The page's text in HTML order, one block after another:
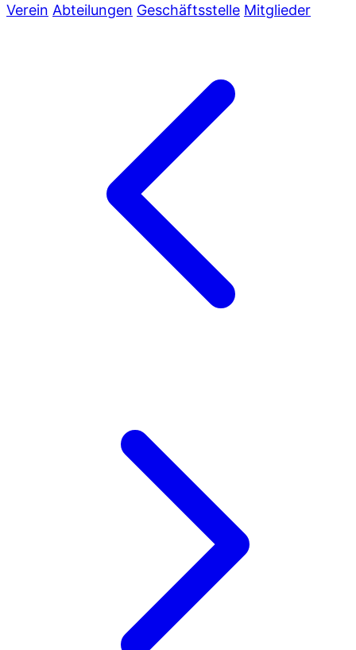
Verein Abteilungen Geschäftsstelle Mitglieder